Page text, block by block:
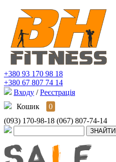
+380 93 170 98 18
+380 67 807 74 14
Входу / Реєстрація
Кошик
0
(093) 170-98-18 (067) 807-74-14